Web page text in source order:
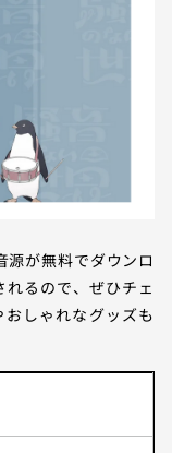
が無料でダウンロ
るので、ぜひチェ
しゃれなグッズも